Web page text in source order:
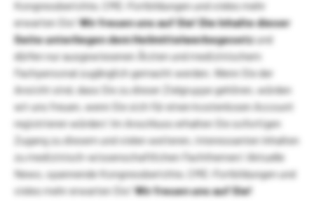
Kongressberichte, CME-Fortbildungen und vieles mehr
erwarten Sie!Wir freuen uns auf Sie!Die Inhalte dieser
Seite unterliegen dem Heilmittelwerbegesetzund
dürfen nur ausgewiesenen Ärzten und medizinischem
Fachpersonal zugänglich gemacht werden. Wenn Sie der
Ansicht sind, dass Sie zu dieser Zielgruppe gehören, würden
wir uns freuen, wenn Sie sich für einen kostenlosen Account
registrieren würden! Im Anschluss erhalten Sie sofortigen
Zugang zu diesem und vielen weiteren, interessanten Inhalten
zu medizinisch-wissenschaftlichen Fachthemen! Aktuelle
News, spannende Kongressberichte, CME-Fortbildungen und
vieles mehr erwarten Sie!Wir freuen uns auf Sie!